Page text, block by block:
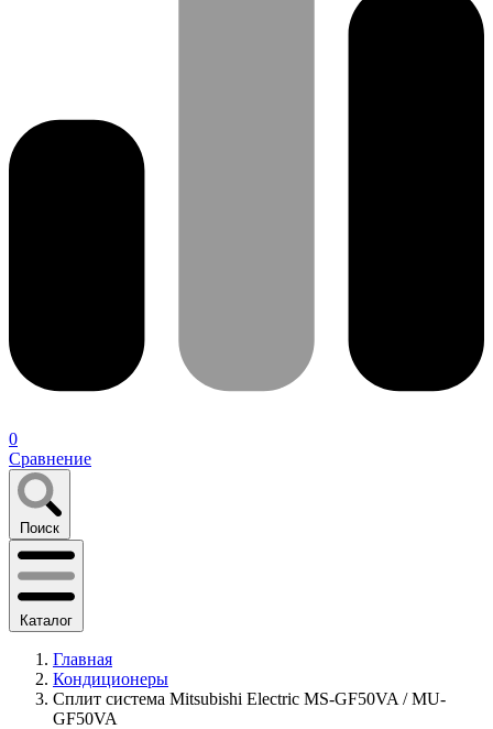
0
Сравнение
Поиск
Каталог
Главная
Кондиционеры
Сплит система Mitsubishi Electric MS-GF50VA / MU-
GF50VA